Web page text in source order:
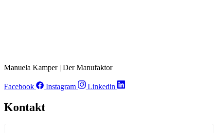
Manuela Kamper | Der Manufaktor
Facebook Instagram Linkedin
Kontakt